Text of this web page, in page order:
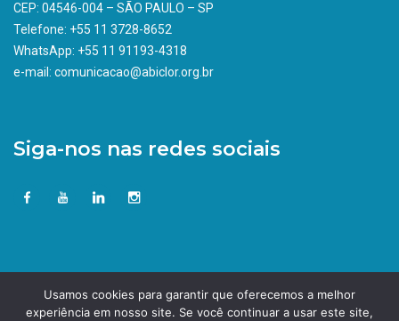
CEP: 04546-004 – SÃO PAULO – SP
Telefone: +55 11 3728-8652
WhatsApp: +55 11 91193-4318
e-mail: comunicacao@abiclor.org.br
Siga-nos nas redes sociais
Usamos cookies para garantir que oferecemos a melhor
experiência em nosso site. Se você continuar a usar este site,